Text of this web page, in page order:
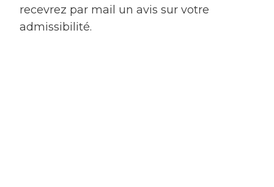
recevrez par mail un avis sur votre
admissibilité.